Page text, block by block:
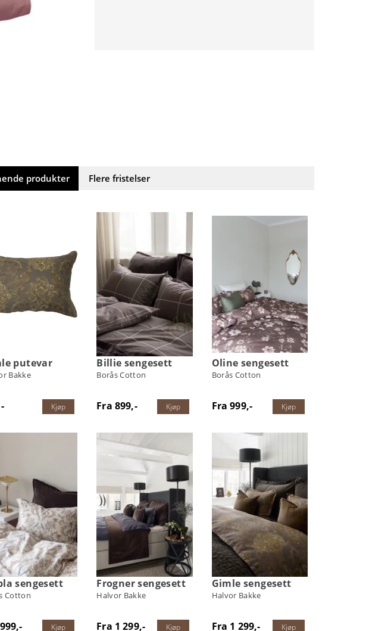
produkter Flere fristelser
putevar
Bakke
Kjøp
Billie sengesett
Borås Cotton
Fra 899,- Kjøp
Oline sengesett
Borås Cotton
Fra 999,- Kjøp
sengesett
Cotton
Kjøp
Frogner sengesett
Halvor Bakke
Fra 1 299,- Kjøp
Gimle sengesett
Halvor Bakke
Fra 1 299,- Kjøp